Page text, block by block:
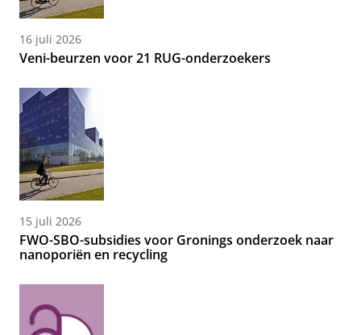
16 juli 2026
Veni-beurzen voor 21 RUG-onderzoekers
15 juli 2026
FWO-SBO-subsidies voor Gronings onderzoek naar
nanoporiën en recycling